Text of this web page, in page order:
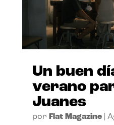
Un buen
verano
Juanes
por Flat Magazine|